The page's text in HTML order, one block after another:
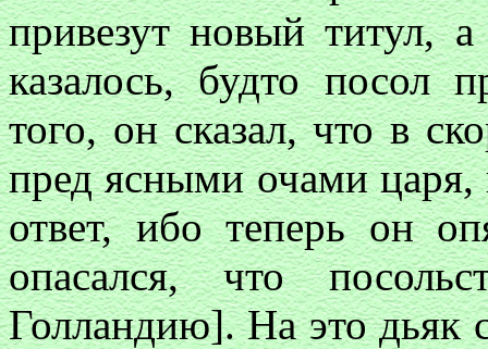
привезут новый титул,
казалось, будто посол
того, он сказал, что в
пред ясными очами царя,
ответ, ибо теперь он
опасался, что
Голландию]. На это дьяк